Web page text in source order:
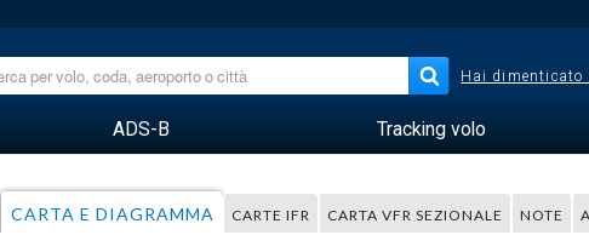
Hai dimenticato
ADS-B Tracking volo
CARTA E DIAGRAMMA CARTE IFR CARTA VFR SEZIONALE NOTE